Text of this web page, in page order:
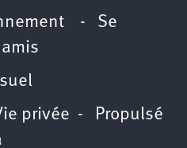
- Se
privée - Propulsé